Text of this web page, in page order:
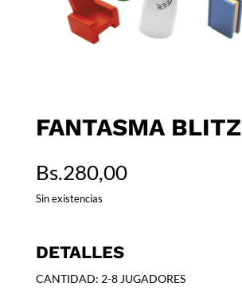
FANTASMA BLITZ
Bs.280,00
Sin existencias
DETALLES
CANTIDAD: 2-8 JUGADORES